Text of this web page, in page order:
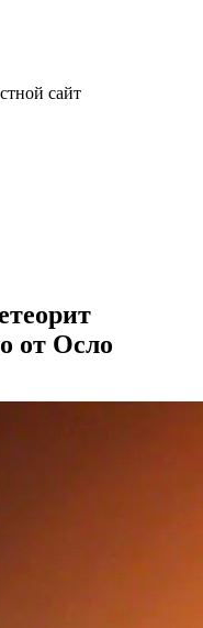
сайт
от Осло